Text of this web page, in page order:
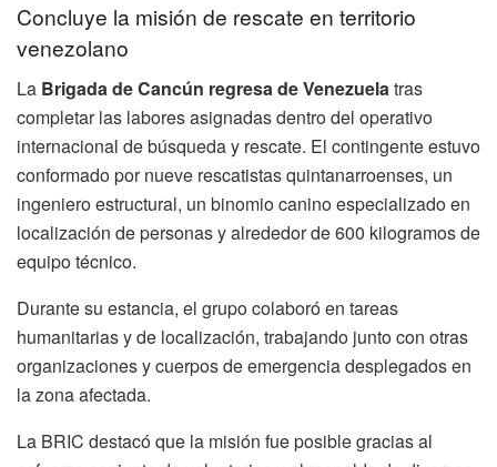
Concluye la misión de rescate en territorio
venezolano
La Brigada de Cancún regresa de Venezuela tras
completar las labores asignadas dentro del operativo
internacional de búsqueda y rescate. El contingente estuvo
conformado por nueve rescatistas quintanarroenses, un
ingeniero estructural, un binomio canino especializado en
localización de personas y alrededor de 600 kilogramos de
equipo técnico.
Durante su estancia, el grupo colaboró en tareas
humanitarias y de localización, trabajando junto con otras
organizaciones y cuerpos de emergencia desplegados en
la zona afectada.
La BRIC destacó que la misión fue posible gracias al